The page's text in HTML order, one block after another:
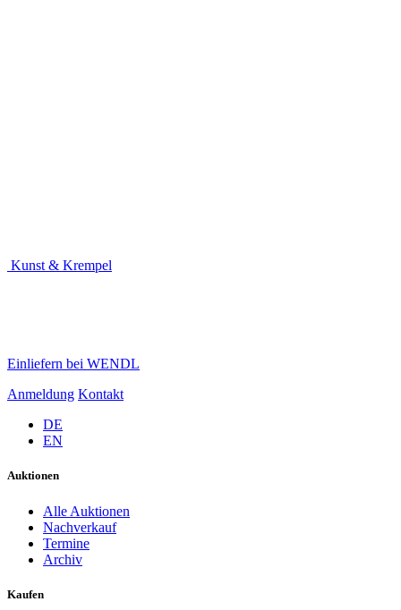
Kunst & Krempel
Einliefern bei WENDL
Anmeldung Kontakt
DE
EN
Auktionen
Alle Auktionen
Nachverkauf
Termine
Archiv
Kaufen